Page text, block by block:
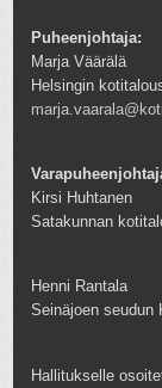
Puheenjohtaja:
Marja Väärälä
Helsingin
Kirsi Huhtanen
Satakunnan
Henni Rantala
Seinäjoen seudun
Hallitukselle